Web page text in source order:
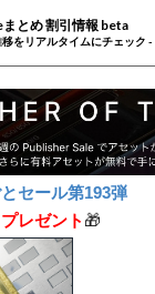
とめ 割引情報 beta
をリアルタイムにチェック -
セール第193弾
レゼント 🎁